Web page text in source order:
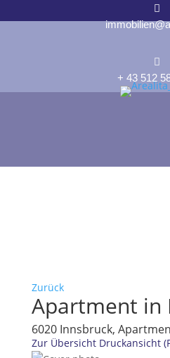


+ 43 512
Zurück
Apartment in
6020 Innsbruck,
Zur Übersicht Druckansicht